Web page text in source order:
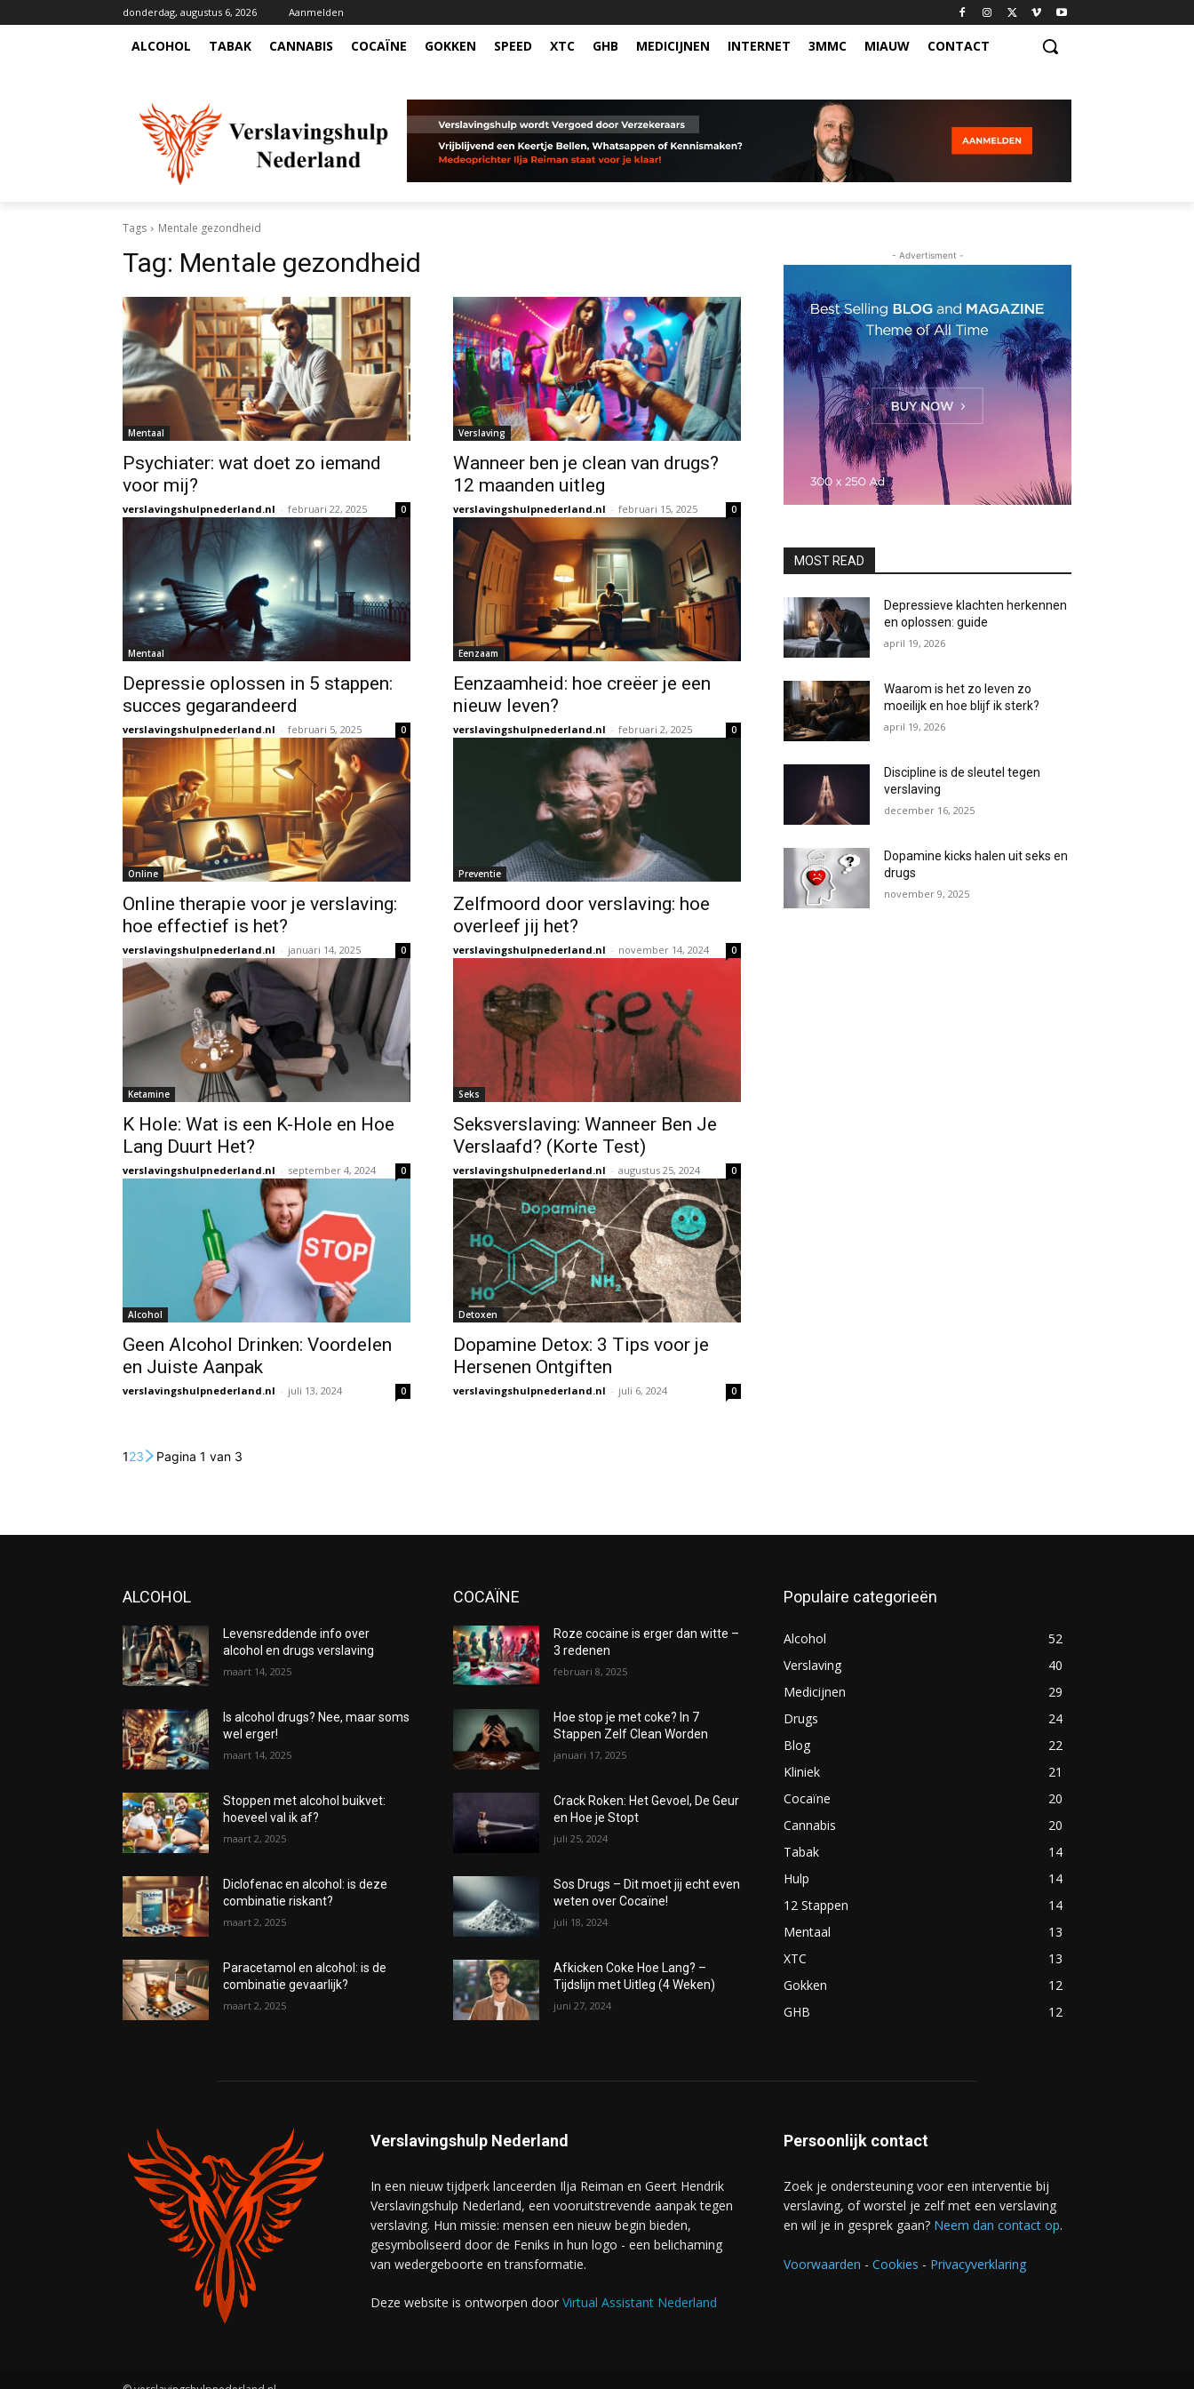
donderdag, augustus 6, 2026 Aanmelden
ALCOHOL TABAK CANNABIS COCAÏNE GOKKEN SPEED XTC GHB MEDICIJNEN INTERNET 3MMC MIAUW CONTACT
Tags Mentale gezondheid
Tag: Mentale gezondheid
Mentaal
Psychiater: wat doet zo iemand
voor mij?
verslavingshulpnederland.nl - februari 22, 2025 0
Verslaving
Wanneer ben je clean van drugs?
12 maanden uitleg
verslavingshulpnederland.nl - februari 15, 2025 0
Mentaal
Depressie oplossen in 5 stappen:
succes gegarandeerd
verslavingshulpnederland.nl - februari 5, 2025 0
Eenzaam
Eenzaamheid: hoe creëer je een
nieuw leven?
verslavingshulpnederland.nl - februari 2, 2025 0
Online
Online therapie voor je verslaving:
hoe effectief is het?
verslavingshulpnederland.nl - januari 14, 2025 0
Preventie
Zelfmoord door verslaving: hoe
overleef jij het?
verslavingshulpnederland.nl - november 14, 2024 0
Ketamine
K Hole: Wat is een K-Hole en Hoe
Lang Duurt Het?
verslavingshulpnederland.nl - september 4, 2024 0
Seks
Seksverslaving: Wanneer Ben Je
Verslaafd? (Korte Test)
verslavingshulpnederland.nl - augustus 25, 2024 0
Alcohol
Geen Alcohol Drinken: Voordelen
en Juiste Aanpak
verslavingshulpnederland.nl - juli 13, 2024 0
Detoxen
Dopamine Detox: 3 Tips voor je
Hersenen Ontgiften
verslavingshulpnederland.nl - juli 6, 2024 0
123 Pagina 1 van 3
- Advertisment -
MOST READ
Depressieve klachten herkennen
en oplossen: guide
april 19, 2026
Waarom is het zo leven zo
moeilijk en hoe blijf ik sterk?
april 19, 2026
Discipline is de sleutel tegen
verslaving
december 16, 2025
Dopamine kicks halen uit seks en
drugs
november 9, 2025
ALCOHOL
Levensreddende info over
alcohol en drugs verslaving
maart 14, 2025
Is alcohol drugs? Nee, maar soms
wel erger!
maart 14, 2025
Stoppen met alcohol buikvet:
hoeveel val ik af?
maart 2, 2025
Diclofenac en alcohol: is deze
combinatie riskant?
maart 2, 2025
Paracetamol en alcohol: is de
combinatie gevaarlijk?
maart 2, 2025
COCAÏNE
Roze cocaine is erger dan witte –
3 redenen
februari 8, 2025
Hoe stop je met coke? In 7
Stappen Zelf Clean Worden
januari 17, 2025
Crack Roken: Het Gevoel, De Geur
en Hoe je Stopt
juli 25, 2024
Sos Drugs – Dit moet jij echt even
weten over Cocaïne!
juli 18, 2024
Afkicken Coke Hoe Lang? –
Tijdslijn met Uitleg (4 Weken)
juni 27, 2024
Populaire categorieën
Alcohol
52
Verslaving
40
Medicijnen
29
Drugs
24
Blog
22
Kliniek
21
Cocaïne
20
Cannabis
20
Tabak
14
Hulp
14
12 Stappen
14
Mentaal
13
XTC
13
Gokken
12
GHB
12
Verslavingshulp Nederland
In een nieuw tijdperk lanceerden Ilja Reiman en Geert Hendrik
Verslavingshulp Nederland, een vooruitstrevende aanpak tegen
verslaving. Hun missie: mensen een nieuw begin bieden,
gesymboliseerd door de Feniks in hun logo - een belichaming
van wedergeboorte en transformatie.
Deze website is ontworpen door Virtual Assistant Nederland
Persoonlijk contact
Zoek je ondersteuning voor een interventie bij
verslaving, of worstel je zelf met een verslaving
en wil je in gesprek gaan? Neem dan contact op.
Voorwaarden - Cookies - Privacyverklaring